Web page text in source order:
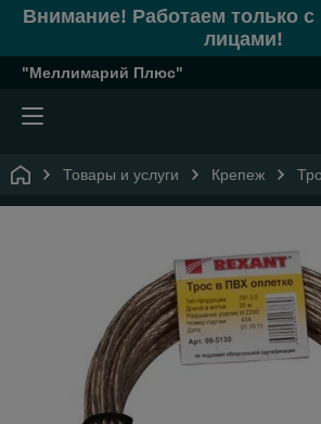
Внимание! Работаем только
лицами!
"Меллимарий Плюс"
Товары и услуги Крепеж